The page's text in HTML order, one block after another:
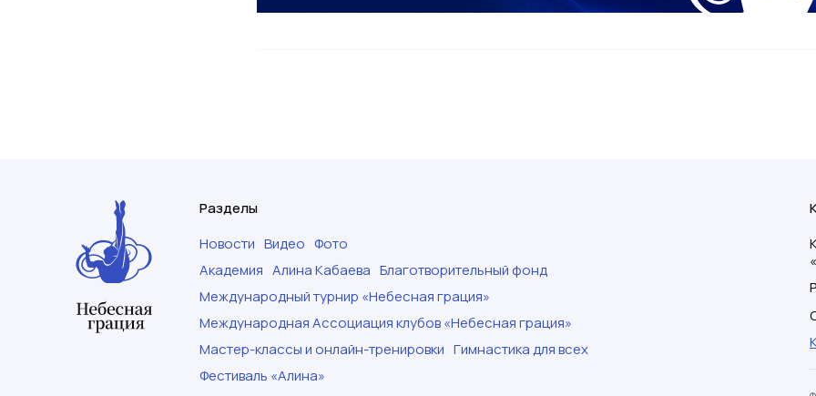
Разделы
Новости Видео Фото
Академия Алина Кабаева Благотворительный фонд
Международный турнир «Небесная грация»
Международная Ассоциация клубов «Небесная грация»
Мастер-классы и онлайн-тренировки Гимнастика для всех
Фестиваль «Алина»